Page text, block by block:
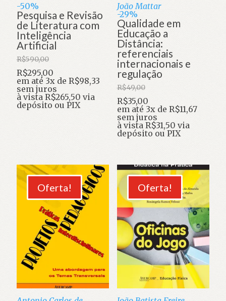
-50%
Pesquisa e Revisão
de Literatura com
Inteligência
Artificial
R$590,00
O
preço
original
era:
R$590,00.
R$295,00
O
preço
atual
é:
R$295,00.
em até 3x de R$98,33
sem juros
à vista R$265,50 via
depósito ou PIX
João Mattar
-29%
Qualidade em
Educação a
Distância:
referenciais
internacionais e
regulação
R$49,00
O
preço
original
era:
R$49,00.
R$35,00
O
preço
atual
é:
R$35,00.
em até 3x de R$11,67
sem juros
à vista R$31,50 via
depósito ou PIX
Oferta! Oferta!